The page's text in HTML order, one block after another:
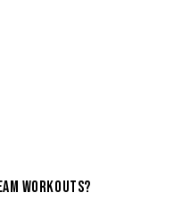
WORKOUTS?